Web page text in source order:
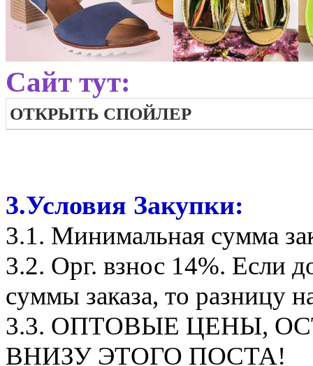
Сайт тут:
ОТКРЫТЬ СПОЙЛЕР
3.Условия Закупки:
3.1. Минимальная сумма
3.2. Орг. взнос 14%. Если
суммы заказа, то разницу
3.3. ОПТОВЫЕ ЦЕНЫ,
ВНИЗУ ЭТОГО ПОСТА!